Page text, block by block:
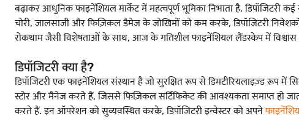
बढ़ाकर आधुनिक फाइनेंशियल मार्केट में महत्वपूर्ण भूमिका निभाता है. डिपॉजिटरी
चोरी, जालसाजी और फिज़िकल डैमेज के जोखिमों को कम करके, डिपॉजिटरी
रोकथाम जैसी विशेषताओं के साथ, आज के गतिशील फाइनेंशियल लैंडस्केप में विश्वास
डिपॉजिटरी क्या है?
डिपॉजिटरी एक फाइनेंशियल संस्थान है जो सुरक्षित रूप से डिमटीरियलाइज़्ड रूप में
स्टोर और मैनेज करते हैं, जिससे फिज़िकल सर्टिफिकेट की आवश्यकता समाप्त हो
करते हैं. इन ऑपरेशन को सुव्यवस्थित करके, डिपॉजिटरी इन्वेस्टर को अपने